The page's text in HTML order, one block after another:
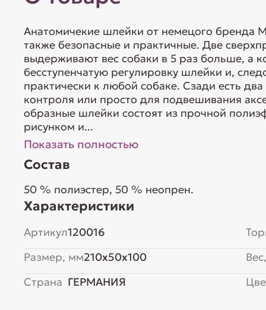
Анатомичекие шлейки от немецого бренда
также безопасные и практичные. Две
выдерживают вес собаки в 5 раз больше, а
бесступенчатую регулировку шлейки и,
практически к любой собаке. Сзади есть
контроля или просто для подвешивания
образные шлейки состоят из прочной
рисунком и...
Показать полностью
Состав
50 % полиэстер, 50 % неопрен.
Характеристики
Артикул120016
Размер, мм210x50x100
Страна ГЕРМАНИЯ